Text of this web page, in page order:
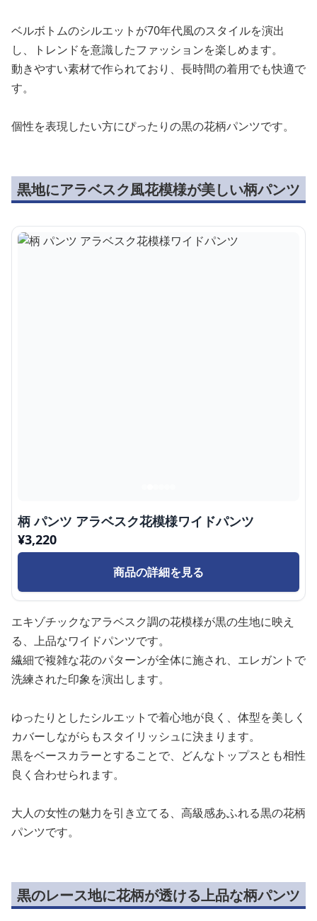
ベルボトムのシルエットが70年代風のスタイルを演出
し、トレンドを意識したファッションを楽しめます。
動きやすい素材で作られており、長時間の着用でも快適で
す。
個性を表現したい方にぴったりの黒の花柄パンツです。
黒地にアラベスク風花模様が美しい柄パンツ
柄 パンツ アラベスク花模様ワイドパンツ
¥3,220
商品の詳細を見る
エキゾチックなアラベスク調の花模様が黒の生地に映え
る、上品なワイドパンツです。
繊細で複雑な花のパターンが全体に施され、エレガントで
洗練された印象を演出します。
ゆったりとしたシルエットで着心地が良く、体型を美しく
カバーしながらもスタイリッシュに決まります。
黒をベースカラーとすることで、どんなトップスとも相性
良く合わせられます。
大人の女性の魅力を引き立てる、高級感あふれる黒の花柄
パンツです。
黒のレース地に花柄が透ける上品な柄パンツ